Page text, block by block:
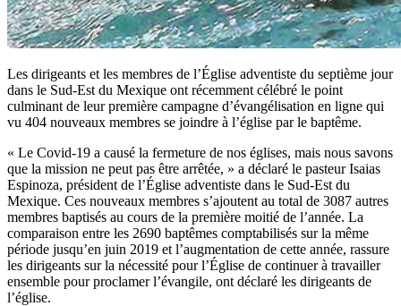
Les dirigeants et les membres de l’Église adventiste du septième jour
dans le Sud-Est du Mexique ont récemment célébré le point
culminant de leur première campagne d’évangélisation en ligne qui
vu 404 nouveaux membres se joindre à l’église par le baptême.
« Le Covid-19 a causé la fermeture de nos églises, mais nous savons
que la mission ne peut pas être arrêtée, » a déclaré le pasteur Isaias
Espinoza, président de l’Église adventiste dans le Sud-Est du
Mexique. Ces nouveaux membres s’ajoutent au total de 3087 autres
membres baptisés au cours de la première moitié de l’année. La
comparaison entre les 2690 baptêmes comptabilisés sur la même
période jusqu’en juin 2019 et l’augmentation de cette année, rassure
les dirigeants sur la nécessité pour l’Église de continuer à travailler
ensemble pour proclamer l’évangile, ont déclaré les dirigeants de
l’église.